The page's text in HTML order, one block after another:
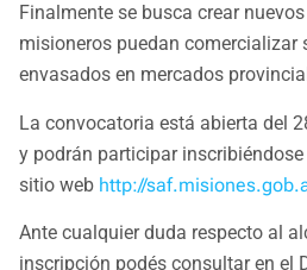
Finalmente se busca crear
misioneros puedan comercializar
envasados en mercados
La convocatoria está abierta del
y podrán participar
sitio web http://
Ante cualquier duda respecto al
inscripción podés consultar en el